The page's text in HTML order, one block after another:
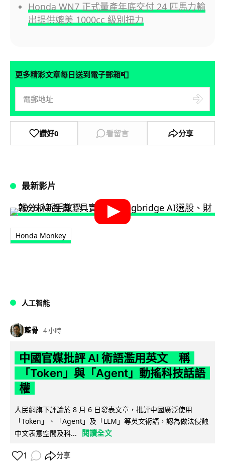
Honda WN7 正式量產年底交付 24 匹馬力輸
出提供媲美 1000cc 級別扭力
更多精彩文章每日送到電子郵箱📮
讚好0 看留言 分享
最新影片
Honda Monkey
人工智能
藍骨 4 小時
中國官媒批評 AI 術語濫用英文 稱
「Token」與「Agent」動搖科技話語
權
人民網旗下評論於 8 月 6 日發表文章，批評中國廣泛使用
「Token」、「Agent」及「LLM」等英文術語，認為做法侵蝕
中文表意空間及科...
閱讀全文
1 分享